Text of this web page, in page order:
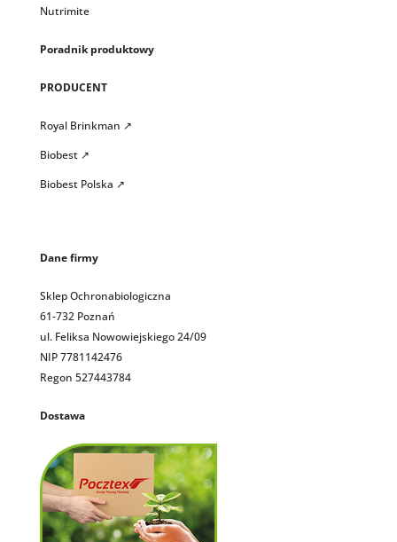
Nutrimite
Poradnik produktowy
PRODUCENT
Royal Brinkman ↗
Biobest ↗
Biobest Polska ↗
Dane firmy
Sklep Ochronabiologiczna
61-732 Poznań
ul. Feliksa Nowowiejskiego 24/09
NIP 7781142476
Regon 527443784
Dostawa